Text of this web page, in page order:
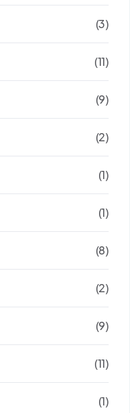
(3)
(11)
(9)
(2)
(1)
(1)
(8)
(2)
(9)
(11)
(1)